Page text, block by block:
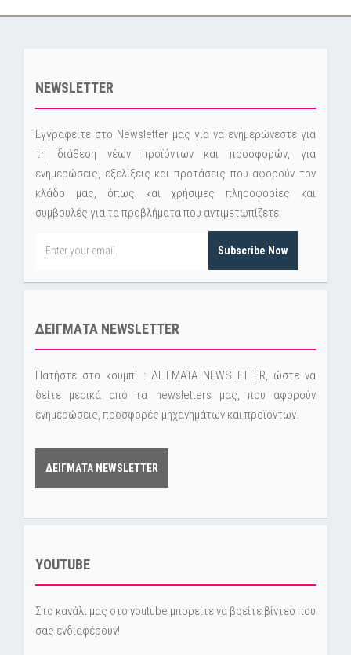
NEWSLETTER
Εγγραφείτε στο Newsletter μας για να ενημερώνεστε για
τη διάθεση νέων προϊόντων και προσφορών, για
ενημερώσεις, εξελίξεις και προτάσεις που αφορούν τον
κλάδο μας, όπως και χρήσιμες πληροφορίες και
συμβουλές για τα προβλήματα που αντιμετωπίζετε.
Subscribe Now
ΔΕΙΓΜΑΤΑ NEWSLETTER
Πατήστε στο κουμπί : ΔΕΙΓΜΑΤΑ NEWSLETTER, ώστε να
δείτε μερικά από τα newsletters μας, που αφορούν
ενημερώσεις, προσφορές μηχανημάτων και προϊόντων.
ΔΕΙΓΜΑΤΑ NEWSLETTER
YOUTUBE
Στο κανάλι μας στο youtube μπορείτε να βρείτε βίντεο που
σας ενδιαφέρουν!